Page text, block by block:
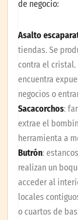
de negocio:
Asalto
tiendas. Se
contra el cristal.
encuentra
negocios o
Sacacorchos:
extrae el
herramienta a
Butrón:
realizan un
acceder al
locales
o cuartos de